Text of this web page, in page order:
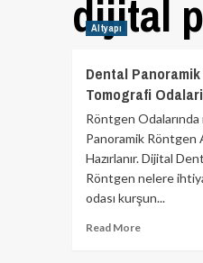
dijital
Altyapı
Dental
Tomografi
Röntgen
Panoramik Röntgen
Hazırlanır. Dijital
Röntgen nelere
odası kurşun...
Read MoreRead